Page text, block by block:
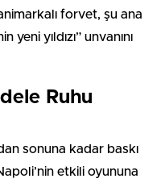
forvet, şu ana
yeni yıldızı” unvanını
Ruhu
sonuna kadar baskı
etkili oyununa